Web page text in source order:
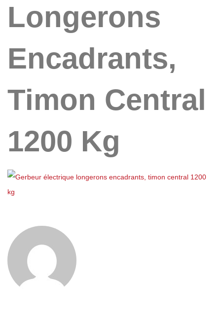
Longerons
Encadrants,
Timon Central
1200 Kg